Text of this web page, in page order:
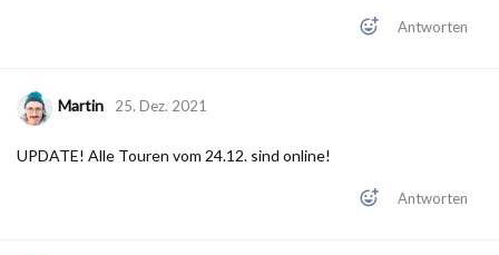
Antworten
Martin 25. Dez. 2021
UPDATE! Alle Touren vom 24.12. sind online!
Antworten